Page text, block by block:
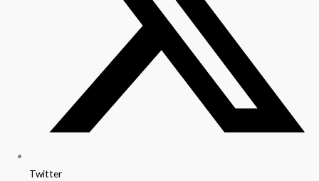
Twitter